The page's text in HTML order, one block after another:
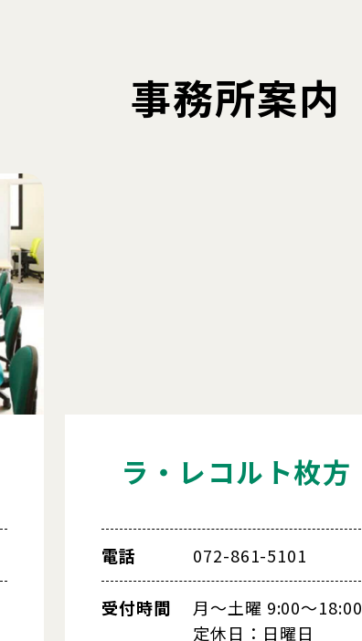
事務所案内
ラ・レコルト枚方
電話 072-861-5101
受付時間
月～土曜 9:00～18:00
定休日：日曜日